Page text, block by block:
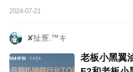
碑好又便宜
2024-07-21
✘扯疍.™キ
老板小黑翼